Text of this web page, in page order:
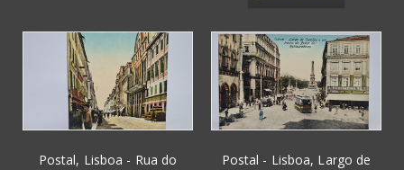
Postal, Lisboa - Rua do
Postal - Lisboa, Largo de